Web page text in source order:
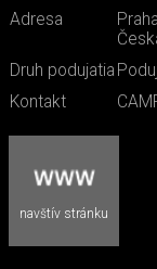
Adresa
Druh podujatia
Kontakt
navštív stránku